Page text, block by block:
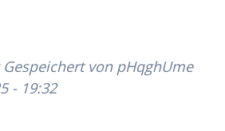
Gespeichert von pHqghUme
- 19:32